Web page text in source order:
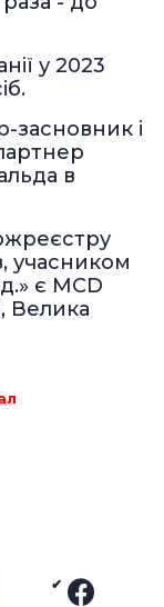
у 2023
засновник і
в
учасником
є MCD
Велика